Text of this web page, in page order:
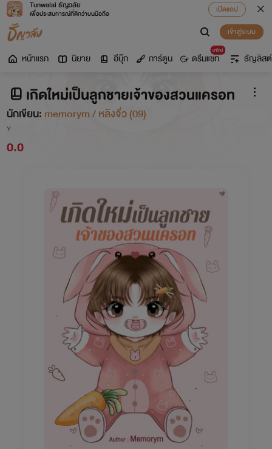
Tunwalai ธัญวลัย
เพื่อประสบการณ์ที่ดีกว่าบนมือถือ
เปิดแอป
เข้าสู่ระบบ
หน้าแรก นิยาย อีบุ๊ก การ์ตูน
มาใหม่
ดรีมแชท ธัญลิสต์
เกิดใหม่เป็นลูกชายเจ้าของสวนแครอท
นักเขียน: memorym / หลิงจิ่ว (09)
Y
0.0